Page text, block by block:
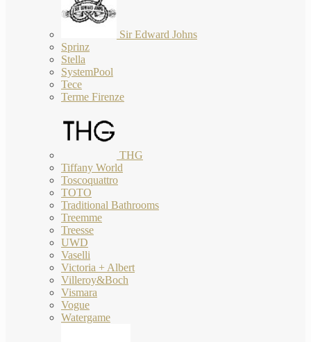
Sir Edward Johns
Sprinz
Stella
SystemPool
Tece
Terme Firenze
THG
Tiffany World
Toscoquattro
TOTO
Traditional Bathrooms
Treemme
Treesse
UWD
Vaselli
Victoria + Albert
Villeroy&Boch
Vismara
Vogue
Watergame